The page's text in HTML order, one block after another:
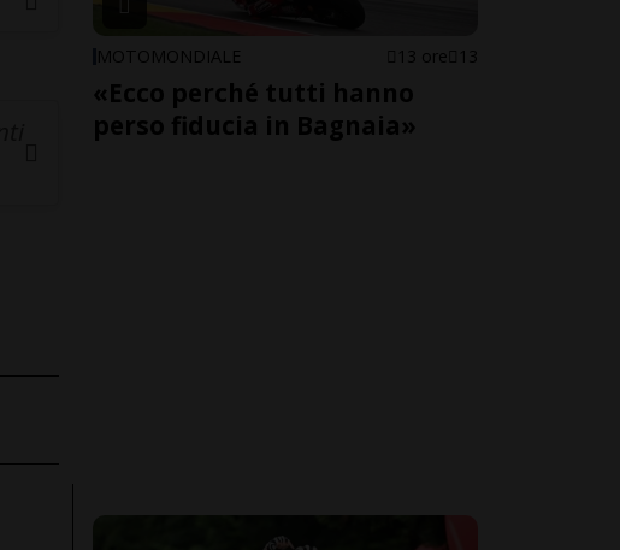
MOTOMONDIALE 13 ore 13
«Ecco perché tutti hanno
perso fiducia in Bagnaia»